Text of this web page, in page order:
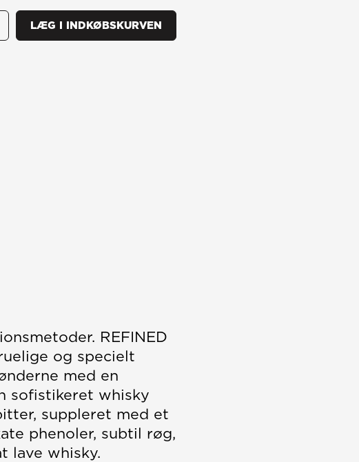
LÆG I INDKØBSKURVEN
REFINED
og specielt
med en
sofistikeret whisky
suppleret med et
phenoler, subtil røg,
lave whisky.